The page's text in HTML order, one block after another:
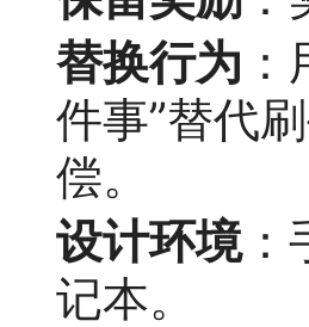
替换行为
件事”替代
偿。
设计环境：
记本。